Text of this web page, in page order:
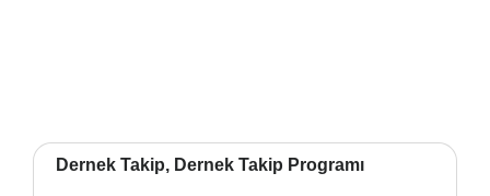
Dernek Takip, Dernek Takip Programı